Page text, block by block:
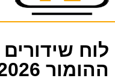
לוח שידורים
ההומור 05-06-2026